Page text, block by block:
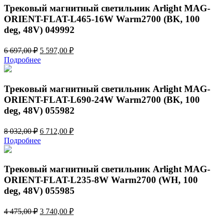
818,00 ₽.
Трековый магнитный светильник Arlight MAG-
ORIENT-FLAT-L465-16W Warm2700 (BK, 100
deg, 48V) 049992
6 697,00₽ Первоначальная
цена
составляла
697,00 ₽.
5 597,00 ₽Текущая
Подробнее
Трековый магнитный светильник Arlight MAG-
ORIENT-FLAT-L690-24W Warm2700 (BK, 100
deg, 48V) 055982
8 032,00₽ Первоначальная
цена
составляла
032,00 ₽.
6 712,00 ₽Текущая
Подробнее
Трековый магнитный светильник Arlight MAG-
ORIENT-FLAT-L235-8W Warm2700 (WH, 100
deg, 48V) 055985
4 475,00₽ Первоначальная
3 740,00 ₽Текущая